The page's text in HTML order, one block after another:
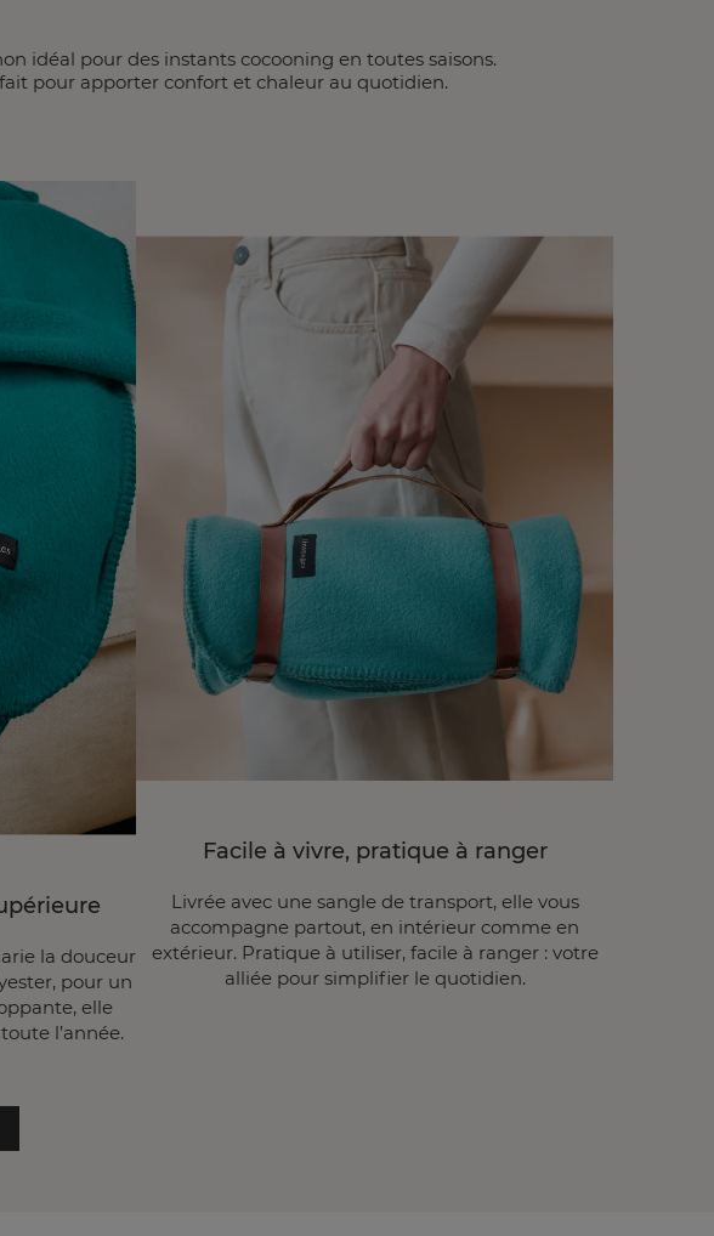
idéal pour des instants cocooning en toutes saisons.
pour apporter confort et chaleur au quotidien.
la douceur
pour un
elle
l’année.
Facile à vivre, pratique à ranger
Livrée avec une sangle de transport, elle vous
accompagne partout, en intérieur comme en
extérieur. Pratique à utiliser, facile à ranger : votre
alliée pour simplifier le quotidien.